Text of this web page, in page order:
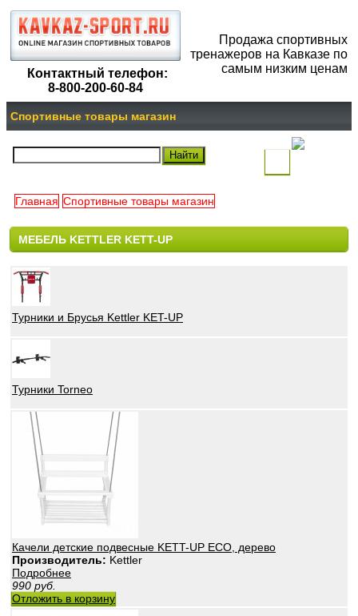
Контактный телефон:
8-800-200-60-84
Продажа спортивных
тренажеров на Кавказе по
самым низким ценам
Спортивные товары магазин
Главная Спортивные товары магазин
МЕБЕЛЬ KETTLER KETT-UP
Турники и Брусья Kettler KET-UP
Турники Torneo
Качели детские подвесные KETT-UP ECO, дерево
Производитель: Kettler
Подробнее
990 руб.
Отложить в корзину